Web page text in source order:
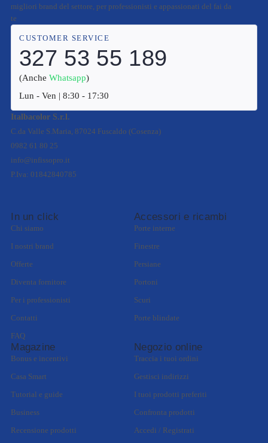
migliori brand del settore, per professionisti e appassionati del fai da
te
CUSTOMER SERVICE
327 53 55 189
(AncheWhatsapp)
Lun - Ven | 8:30 - 17:30
Italbacolor S.r.l.
C.da Valle S.Maria, 87024 Fuscaldo (Cosenza)
0982 61 80 25
info@infissopro.it
P.Iva: 01842840785
In un click
Chi siamo
I nostri brand
Offerte
Diventa fornitore
Per i professionisti
Contatti
FAQ
Accessori e ricambi
Porte interne
Finestre
Persiane
Portoni
Scuri
Porte blindate
Magazine
Bonus e incentivi
Casa Smart
Tutorial e guide
Business
Recensione prodotti
Negozio online
Traccia i tuoi ordini
Gestisci indirizzi
I tuoi prodotti preferiti
Confronta prodotti
Accedi / Registrati